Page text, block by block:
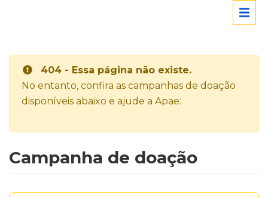
404 - Essa página não existe.
No entanto, confira as campanhas de doação
disponíveis abaixo e ajude a Apae:
Campanha de doação